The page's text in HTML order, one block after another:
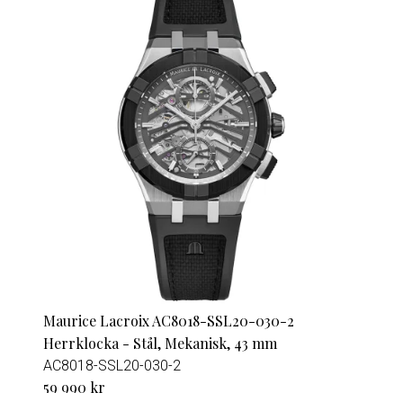
Maurice Lacroix AC8018-SSL20-030-2
Herrklocka - Stål, Mekanisk, 43 mm
AC8018-SSL20-030-2
59 990 kr